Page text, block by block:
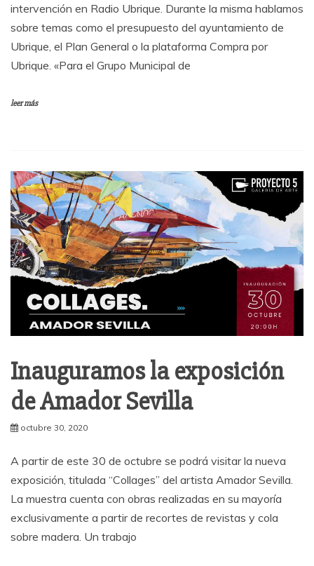
intervención en Radio Ubrique. Durante la misma hablamos
sobre temas como el presupuesto del ayuntamiento de
Ubrique, el Plan General o la plataforma Compra por
Ubrique. «Para el Grupo Municipal de
leer más
Inauguramos la exposición
de Amador Sevilla
octubre 30, 2020
A partir de este 30 de octubre se podrá visitar la nueva
exposición, titulada “Collages” del artista Amador Sevilla.
La muestra cuenta con obras realizadas en su mayoría
exclusivamente a partir de recortes de revistas y cola
sobre madera. Un trabajo